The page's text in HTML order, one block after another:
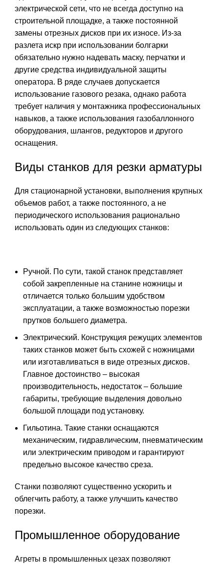
электрической сети, что не всегда доступно на
строительной площадке, а также постоянной
замены отрезных дисков при их износе. Из-за
разлета искр при использовании болгарки
обязательно нужно надевать маску, перчатки и
другие средства индивидуальной защиты
оператора. В ряде случаев допускается
использование газового резака, однако работа
требует наличия у монтажника профессиональных
навыков, а также использования газобаллонного
оборудования, шлангов, редукторов и другого
оснащения.
Виды станков для резки арматуры
Для стационарной установки, выполнения крупных
объемов работ, а также постоянного, а не
периодического использования рационально
использовать один из следующих станков:
Ручной. По сути, такой станок представляет
собой закрепленные на станине ножницы и
отличается только большим удобством
эксплуатации, а также возможностью порезки
прутков большего диаметра.
Электрический. Конструкция режущих элементов
таких станков может быть схожей с ножницами
или изготавливаться в виде отрезных дисков.
Главное достоинство – высокая
производительность, недостаток – большие
габариты, требующие выделения довольно
большой площади под установку.
Гильотина. Такие станки оснащаются
механическим, гидравлическим, пневматическим
или электрическим приводом и гарантируют
предельно высокое качество среза.
Станки позволяют существенно ускорить и
облегчить работу, а также улучшить качество
порезки.
Промышленное оборудование
Агреты в промышленных цезах позволяют